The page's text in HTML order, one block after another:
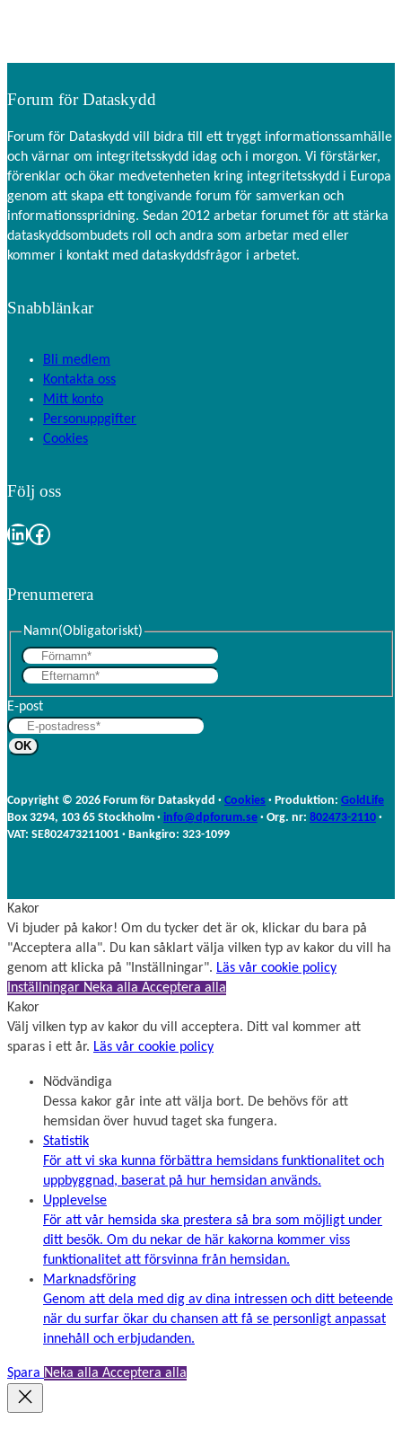
Forum för Dataskydd
Forum för Dataskydd vill bidra till ett tryggt informationssamhälle
och värnar om integritetsskydd idag och i morgon. Vi förstärker,
förenklar och ökar medvetenheten kring integritetsskydd i Europa
genom att skapa ett tongivande forum för samverkan och
informationsspridning. Sedan 2012 arbetar forumet för att stärka
dataskyddsombudets roll och andra som arbetar med eller
kommer i kontakt med dataskyddsfrågor i arbetet.
Snabblänkar
Bli medlem
Kontakta oss
Mitt konto
Personuppgifter
Cookies
Följ oss
LinkedIn Facebook
Prenumerera
Namn(Obligatoriskt)
r
f
a
m
n
E-post
Copyright © 2026 Forum för Dataskydd · Cookies · Produktion: GoldLife
Box 3294, 103 65 Stockholm · info@dpforum.se · Org. nr: 802473-2110 ·
VAT: SE802473211001 · Bankgiro: 323-1099
Kakor
Vi bjuder på kakor! Om du tycker det är ok, klickar du bara på
"Acceptera alla". Du kan såklart välja vilken typ av kakor du vill ha
genom att klicka på "Inställningar". Läs vår cookie policy
Inställningar Neka alla Acceptera alla
Kakor
Välj vilken typ av kakor du vill acceptera. Ditt val kommer att
sparas i ett år. Läs vår cookie policy
Nödvändiga
Dessa kakor går inte att välja bort. De behövs för att
hemsidan över huvud taget ska fungera.
Statistik
För att vi ska kunna förbättra hemsidans funktionalitet och
uppbyggnad, baserat på hur hemsidan används.
Upplevelse
För att vår hemsida ska prestera så bra som möjligt under
ditt besök. Om du nekar de här kakorna kommer viss
funktionalitet att försvinna från hemsidan.
Marknadsföring
Genom att dela med dig av dina intressen och ditt beteende
när du surfar ökar du chansen att få se personligt anpassat
innehåll och erbjudanden.
Spara Neka alla Acceptera alla